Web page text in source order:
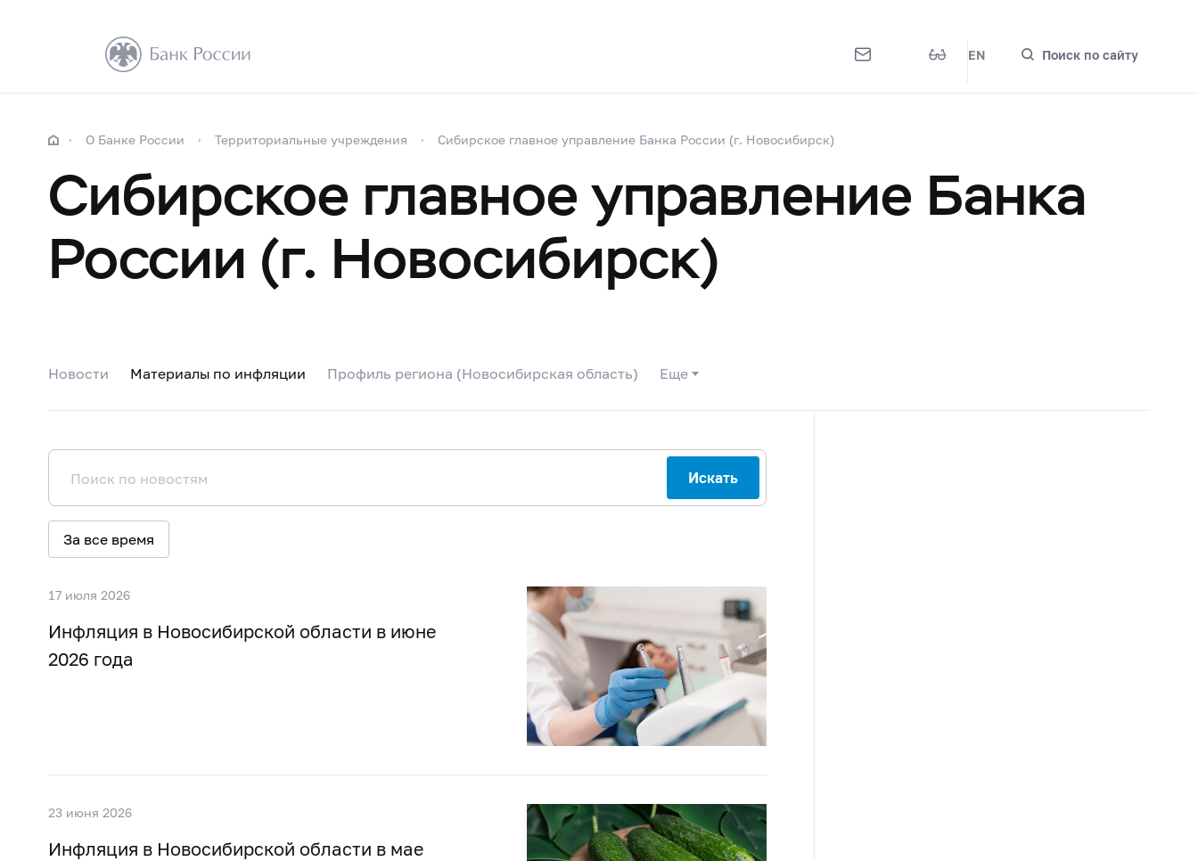
EN Поиск по сайту
О Банке России Территориальные учреждения Сибирское главное управление Банка России (г. Новосибирск)
Сибирское главное управление Банка
России (г. Новосибирск)
Новости Материалы по инфляции Профиль региона (Новосибирская область) Еще
Искать
За все время
17 июля 2026
Инфляция в Новосибирской области в июне
2026 года
23 июня 2026
Инфляция в Новосибирской области в мае